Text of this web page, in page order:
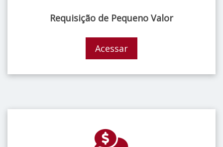
Requisição de Pequeno Valor
Acessar